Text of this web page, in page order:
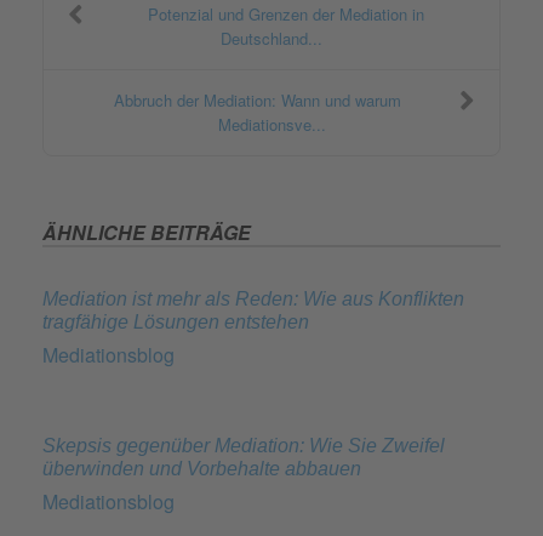
Potenzial und Grenzen der Mediation in
Deutschland...
Abbruch der Mediation: Wann und warum
Mediationsve...
ÄHNLICHE BEITRÄGE
Mediation ist mehr als Reden: Wie aus Konflikten
tragfähige Lösungen entstehen
Mediationsblog
Skepsis gegenüber Mediation: Wie Sie Zweifel
überwinden und Vorbehalte abbauen
Mediationsblog